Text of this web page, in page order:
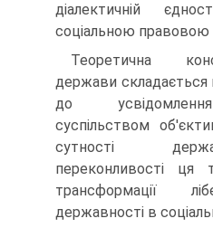
діалектичній
соціальною
Теоретична
держави складається
до
суспільством
сутності
переконливості ця
трансформації
державності в